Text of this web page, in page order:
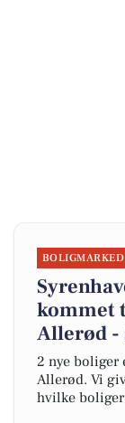
BOLIGMARKED
kommet
Allerød -
2 nye boliger
Allerød. Vi
hvilke boliger